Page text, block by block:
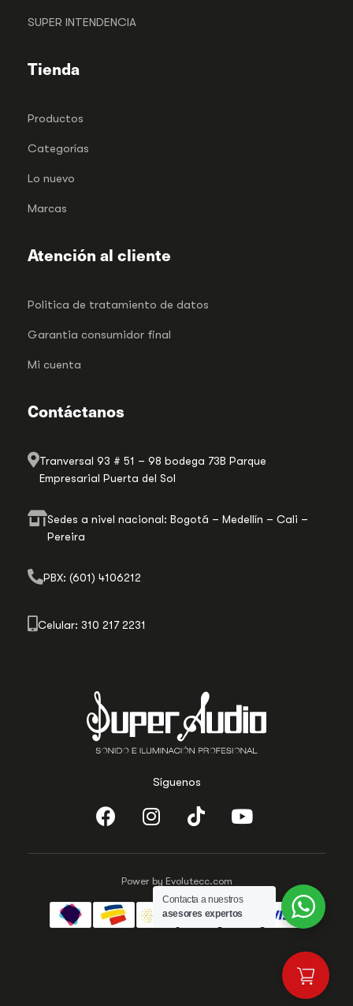
Síguenos
SUPER INTENDENCIA
Tienda
Productos
Categorías
Lo nuevo
Marcas
Atención al cliente
Politica de tratamiento de datos
Garantia consumidor final
Mi cuenta
Contáctanos
Tranversal 93 # 51 – 98 bodega 73B Parque
Empresarial Puerta del Sol
Sedes a nivel nacional: Bogotá – Medellín – Cali –
Pereira
PBX: (601) 4106212
Celular: 310 217 2231
Power by Evolutecc.com
Contacta a nuestros
asesores expertos